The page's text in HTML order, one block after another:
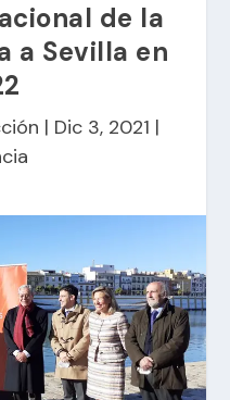
de la
a Sevilla en
| Dic 3, 2021 |